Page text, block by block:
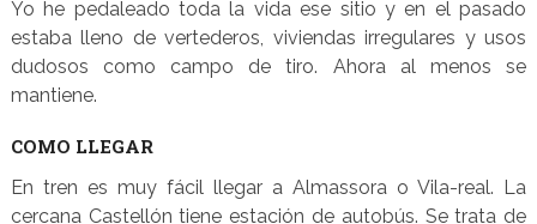
Yo he pedaleado toda la vida ese sitio y en el pasado
estaba lleno de vertederos, viviendas irregulares y usos
dudosos como campo de tiro. Ahora al menos se
mantiene.
COMO LLEGAR
En tren es muy fácil llegar a Almassora o Vila-real. La
cercana Castellón tiene estación de autobús. Se trata de